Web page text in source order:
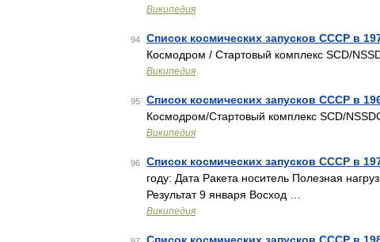
Википедия
94 Список космических запусков СССР в
Космодром / Стартовый комплекс SCD/
Википедия
95 Список космических запусков СССР в
Космодром/Стартовый комплекс SCD/
Википедия
96 Список космических запусков СССР в
году: Дата Ракета носитель Полезная
Результат 9 января Восход …
Википедия